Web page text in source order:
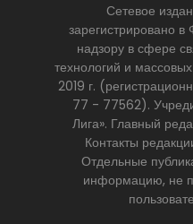
Сетевое
зарегистрировано
надзору в сфере
технологий и
2019 г.
77 - 77562).
Лига». Главный
Контакты
Отдельные
информацию, не